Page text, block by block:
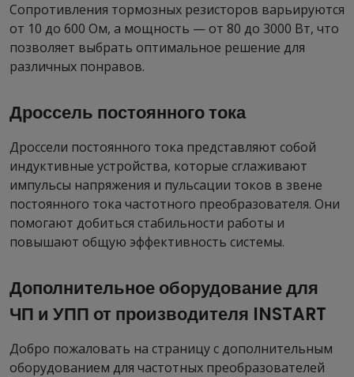
Сопротивления тормозных резисторов варьируются
от 10 до 600 Ом, а мощность — от 80 до 3000 Вт, что
позволяет выбрать оптимальное решение для
различных понравов.
Дроссель постоянного тока
Дроссели постоянного тока представляют собой
индуктивные устройства, которые сглаживают
импульсы напряжения и пульсации токов в звене
постоянного тока частотного преобразователя. Они
помогают добиться стабильности работы и
повышают общую эффективность системы.
Дополнительное оборудование для
ЧП и УПП от производителя INSTART
Добро пожаловать на страницу с дополнительным
оборудованием для частотных преобразователей